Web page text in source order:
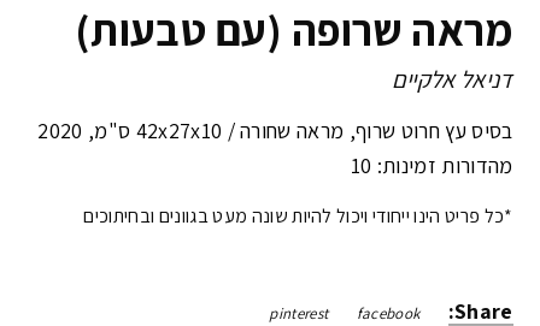
מראה שרופה (עם טבעות)
דניאל אלקיים
בסיס עץ חרוט שרוף, מראה שחורה / 42x27x10 ס"מ ,
מהדורות זמינות: 10
*כל פריט הינו ייחודי ויכול להיות שונה מעט בגוונים ובחיתוכים
Share:
facebook
pinterest